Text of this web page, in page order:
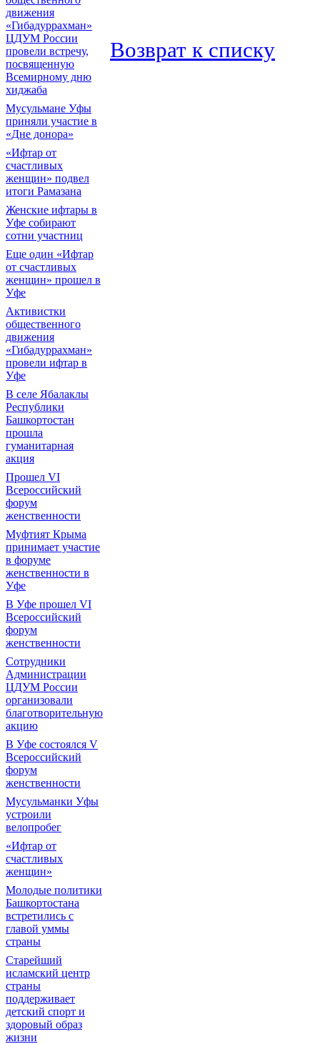
движения
«Гибадуррахман»
ЦДУМ России
провели встречу,
посвященную
Всемирному дню
хиджаба
Мусульмане Уфы
приняли участие в
«Дне донора»
«Ифтар от
счастливых
женщин» подвел
итоги Рамазана
Женские ифтары в
Уфе собирают
сотни участниц
Еще один «Ифтар
от счастливых
женщин» прошел в
Уфе
Активистки
общественного
движения
«Гибадуррахман»
провели ифтар в
Уфе
В селе Ябалаклы
Республики
Башкортостан
прошла
гуманитарная
акция
Прошел VI
Всероссийский
форум
женственности
Муфтият Крыма
принимает участие
в форуме
женственности в
Уфе
В Уфе прошел VI
Всероссийский
форум
женственности
Сотрудники
Администрации
ЦДУМ России
организовали
благотворительную
акцию
В Уфе состоялся V
Всероссийский
форум
женственности
Мусульманки Уфы
устроили
велопробег
«Ифтар от
счастливых
женщин»
Молодые политики
Башкортостана
встретились с
главой уммы
страны
Старейший
исламский центр
страны
поддерживает
детский спорт и
здоровый образ
жизни
Возврат к списку